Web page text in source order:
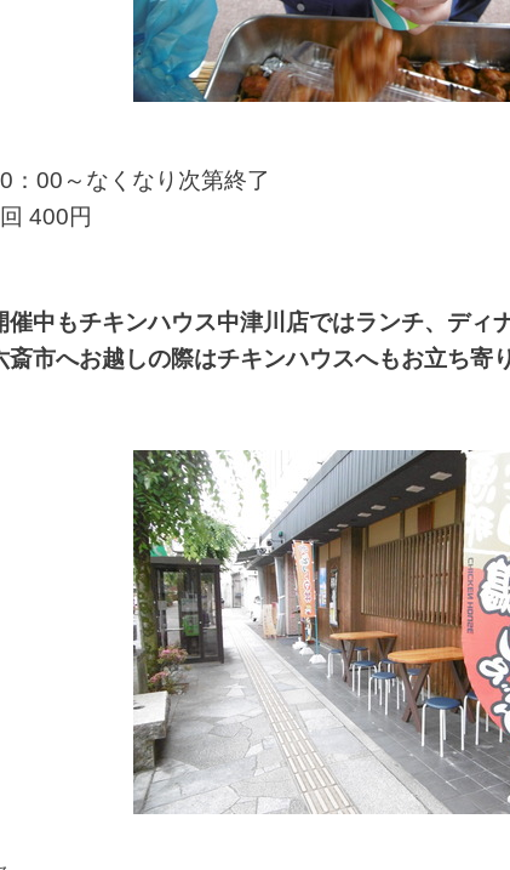
：00～なくなり次第終了
400円
催中もチキンハウス中津川店ではランチ、ディ
斎市へお越しの際はチキンハウスへもお立ち寄